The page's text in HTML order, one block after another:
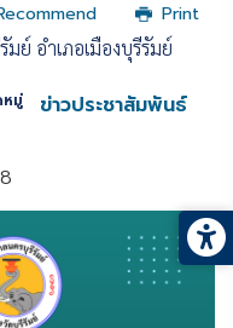
Print
ย์ อำเภอเมืองบุรีรัมย์
หมู่ ข่าวประชาสัมพันธ์